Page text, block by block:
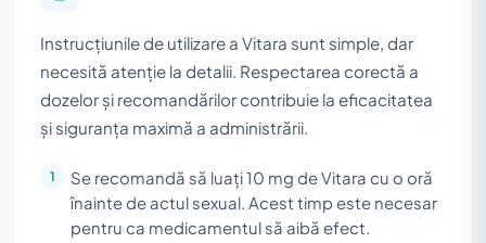
Instrucțiunile de utilizare a Vitara sunt simple, dar
necesită atenție la detalii. Respectarea corectă a
dozelor și recomandărilor contribuie la eficacitatea
și siguranța maximă a administrării.
Se recomandă să luați 10 mg de Vitara cu o oră
înainte de actul sexual. Acest timp este necesar
pentru ca medicamentul să aibă efect.